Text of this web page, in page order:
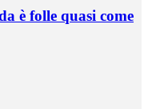
è folle quasi come